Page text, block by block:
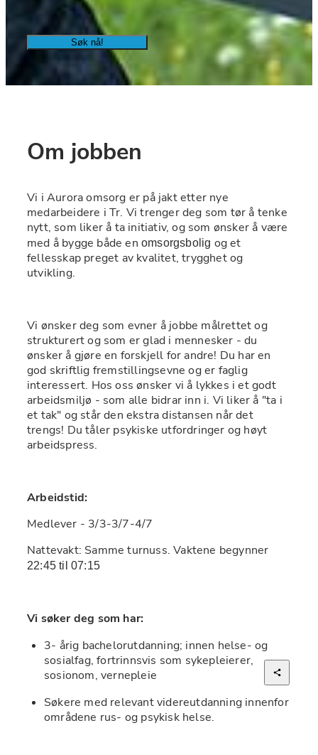
Søk nå!
Om jobben
Vi i Aurora omsorg er på jakt etter nye
medarbeidere i Tr. Vi trenger deg som tør å tenke
nytt, som liker å ta initiativ, og som ønsker å være
med å bygge både en omsorgsbolig og et
fellesskap preget av kvalitet, trygghet og
utvikling.
Vi ønsker deg som evner å jobbe målrettet og
strukturert og som er glad i mennesker - du
ønsker å gjøre en forskjell for andre! Du har en
god skriftlig fremstillingsevne og er faglig
interessert. Hos oss ønsker vi å lykkes i et godt
arbeidsmiljø - som alle bidrar inn i. Vi liker å "ta i
et tak" og står den ekstra distansen når det
trengs! Du tåler psykiske utfordringer og høyt
arbeidspress.
Arbeidstid:
Medlever - 3/3-3/7-4/7
22:45 til 07:15
Vi søker deg som har:
3- årig bachelorutdanning; innen helse- og
sosialfag, fortrinnsvis som sykepleierer,
sosionom, vernepleie
Søkere med relevant videreutdanning innenfor
områdene rus- og psykisk helse.